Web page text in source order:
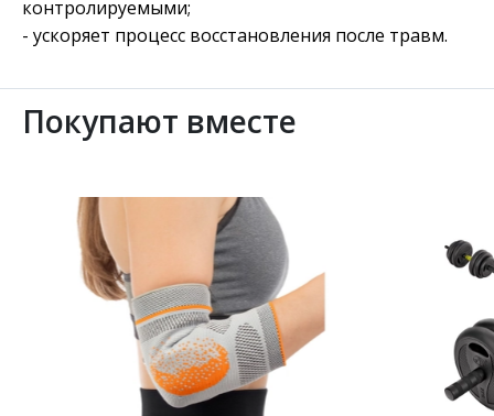
контролируемыми;
- ускоряет процесс восстановления после травм.
Покупают вместе